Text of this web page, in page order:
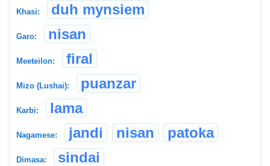
Khasi: duh mynsiem
Garo: nisan
Meeteilon: firal
Mizo (Lushai): puanzar
Karbi: lama
Nagamese: jandi nisan patoka
Dimasa: sindai